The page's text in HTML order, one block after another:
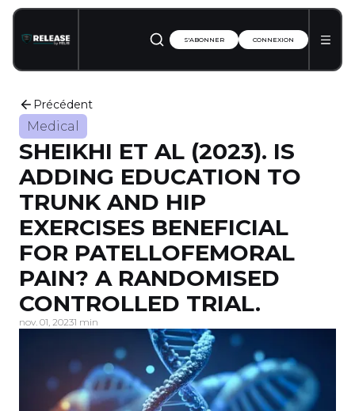
S'ABONNER CONNEXION
Précédent
Medical
SHEIKHI ET AL (2023). IS
ADDING EDUCATION TO
TRUNK AND HIP
EXERCISES BENEFICIAL
FOR PATELLOFEMORAL
PAIN? A RANDOMISED
CONTROLLED TRIAL.
nov. 01, 20231 min